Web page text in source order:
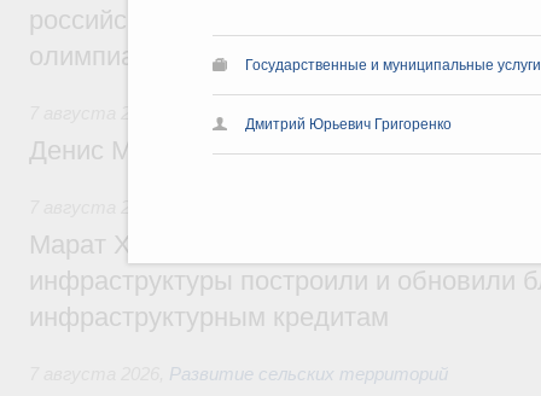
Государственные и муниципальные услуги
Дмитрий Юрьевич Григоренко
российскую сборную с победой на
олимпиаде по искусственному
Общие вопросы промышленной политики
Денис Мантуров посетил Ярославскую
Марат Хуснуллин: 15 объектов
инфраструктуры построили и обновили
инфраструктурным кредитам
Развитие сельских территорий